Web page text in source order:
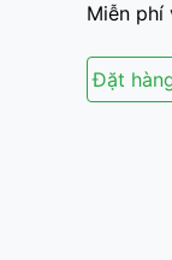
Miễn phí
Đặt